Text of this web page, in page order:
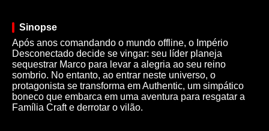
Sinopse
Após anos comandando o mundo offline, o Império
Desconectado decide se vingar: seu líder planeja
sequestrar Marco para levar a alegria ao seu reino
sombrio. No entanto, ao entrar neste universo, o
protagonista se transforma em Authentic, um simpático
boneco que embarca em uma aventura para resgatar a
Família Craft e derrotar o vilão.